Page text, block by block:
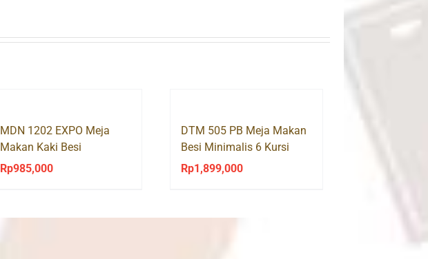
MDN 1202 EXPO Meja
Makan Kaki Besi
Rp985,000
DTM 505 PB Meja Makan
Besi Minimalis 6 Kursi
Olympic
Rp1,899,000